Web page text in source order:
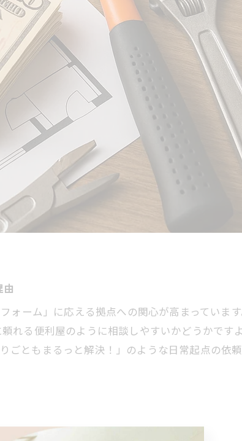
ーム」に応える拠点への関心が高まっています
れる便利屋のように相談しやすいかどうかです
ともまるっと解決！」のような日常起点の依